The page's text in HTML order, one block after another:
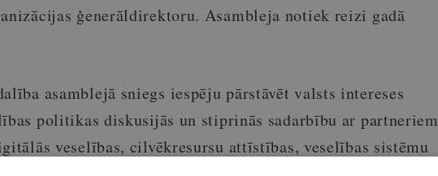
ģenerāldirektoru. Asambleja notiek reizi gadā
asamblejā sniegs iespēju pārstāvēt valsts intereses
politikas diskusijās un stiprinās sadarbību ar partneriem
veselības, cilvēkresursu attīstības, veselības sistēmu